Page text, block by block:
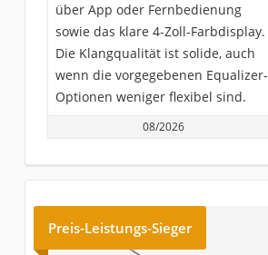
über App oder Fernbedienung
sowie das klare 4-Zoll-Farbdisplay.
Die Klangqualität ist solide, auch
wenn die vorgegebenen Equalizer-
Optionen weniger flexibel sind.
08/2026
Preis-Leistungs-Sieger